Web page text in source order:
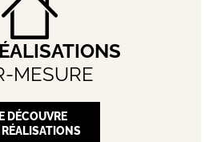
MESURE
DÉCOUVRE
RÉALISATIONS